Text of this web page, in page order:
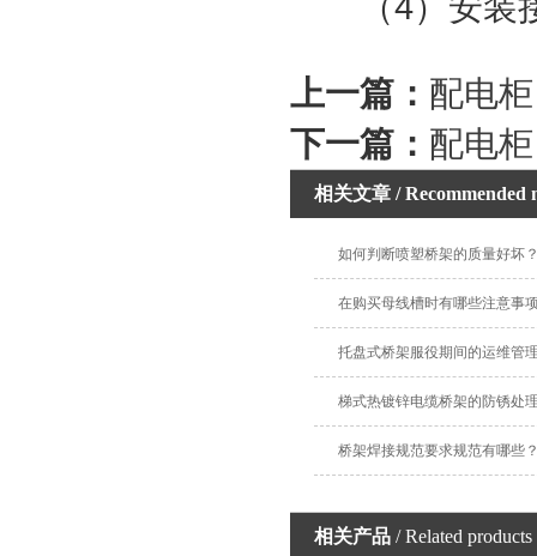
上一篇： 配电柜
下一篇： 配电柜
相关文章 / Recommended
如何判断喷塑桥架的质量好坏
在购买母线槽时有哪些注意事
托盘式桥架服役期间的运维管
梯式热镀锌电缆桥架的防锈处
桥架焊接规范要求规范有哪些
相关产品 / Related products